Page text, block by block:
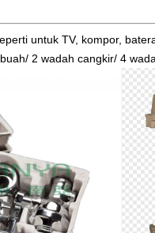
untuk TV, kompor,
2 wadah cangkir/ 4